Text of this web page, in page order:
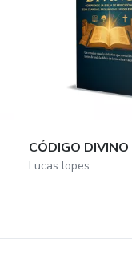
CÓDIGO DIVINO
Lucas lopes